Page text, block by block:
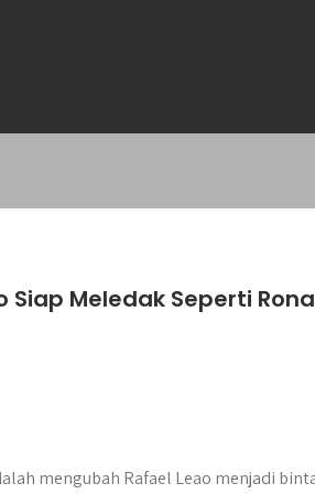
Siap Meledak Seperti
mengubah Rafael Leao menjadi